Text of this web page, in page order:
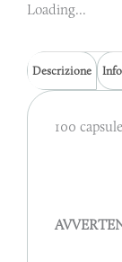
Loading...
Descrizione
100